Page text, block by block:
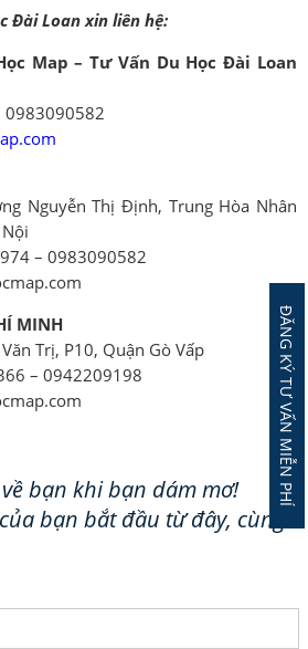
Đài Loan xin liên hệ:
Map – Tư Vấn Du Học Đài Loan
0983090582
Nguyễn Thị Định, Trung Hòa Nhân
– 0983090582
MINH
Trị, P10, Quận Gò Vấp
– 0942209198
bạn khi bạn dám mơ!
bạn bắt đầu từ đây, cùng
ĐĂNG KÝ TƯ VẤN MIỄN PHÍ